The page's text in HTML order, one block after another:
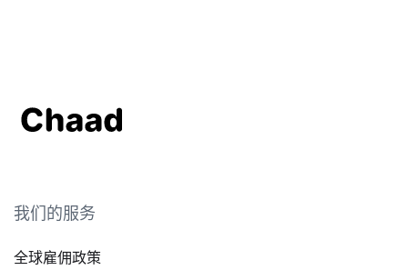
我们的服务
全球雇佣政策